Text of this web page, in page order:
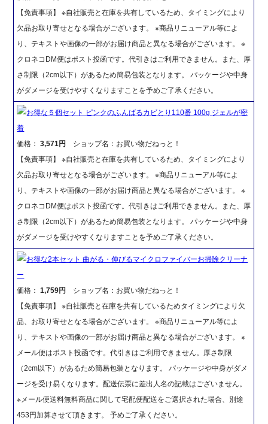
【免責事項】 ※自社販売と在庫を共有しているため、タイミングにより
欠品お取り寄せとなる場合がございます。 ※商品リニューアル等によ
り、テキストや画像の一部がお届け商品と異なる場合がございます。 ※
クロネコDM便はポスト投函です。代引きはご利用できません。また、厚
さ制限（2cm以下）があるため簡易包装となります。 パッケージや中身
がダメージを受けやすくなりますことを予めご了承ください。
お得な５個セット ピンクのふんばるカビとり110番 100g ジェルが密
着
価格：3,571円
ショップ名：お買い物だねっと！
【免責事項】 ※自社販売と在庫を共有しているため、タイミングにより
欠品お取り寄せとなる場合がございます。 ※商品リニューアル等によ
り、テキストや画像の一部がお届け商品と異なる場合がございます。 ※
クロネコDM便はポスト投函です。代引きはご利用できません。また、厚
さ制限（2cm以下）があるため簡易包装となります。 パッケージや中身
がダメージを受けやすくなりますことを予めご了承ください。
お得な2本セット 曲がる・伸びるマイクロファイバーお掃除クリーナ
ー
価格：1,759円
ショップ名：お買い物だねっと！
【免責事項】 ※自社販売と在庫を共有しているためタイミングにより欠
品、お取り寄せとなる場合がございます。 ※商品リニューアル等によ
り、テキストや画像の一部がお届け商品と異なる場合がございます。 ※
メール便はポスト投函です。代引きはご利用できません。厚さ制限
（2cm以下）があるため簡易包装となります。 パッケージや中身がダメ
ージを受け易くなります。配送伝票に差出人名の記載はございません。
※メール便送料無料商品に関して宅配便配送をご選択された場合、別途
453円加算させて頂きます。 予めご了承ください。